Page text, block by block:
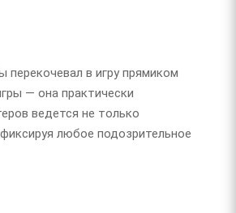
перекочевал в игру прямиком
— она практически
ведется не только
любое подозрительное